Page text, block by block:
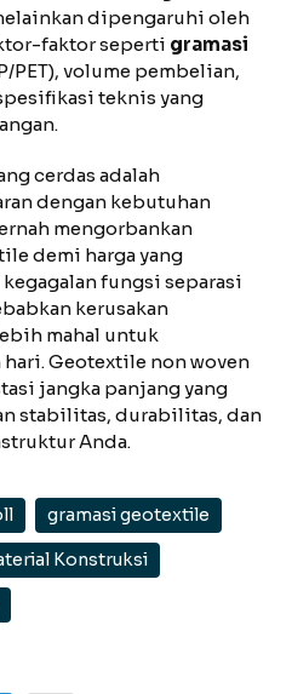
dipengaruhi oleh
faktor seperti gramasi
PET), volume pembelian,
teknis yang
cerdas adalah
dengan kebutuhan
mengorbankan
demi harga yang
fungsi separasi
kerusakan
mahal untuk
Geotextile non woven
jangka panjang yang
stabilitas, durabilitas, dan
Anda.
gramasi geotextile
Konstruksi